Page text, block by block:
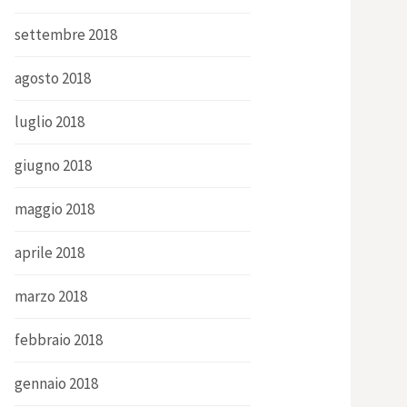
settembre 2018
agosto 2018
luglio 2018
giugno 2018
maggio 2018
aprile 2018
marzo 2018
febbraio 2018
gennaio 2018